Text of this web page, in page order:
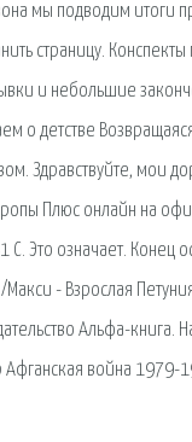
мы подводим итоги
страницу.
и небольшие
о детстве
Здравствуйте, мои
Плюс онлайн на
С. Это означает.
- Взрослая
Альфа-книга.
война 1979-